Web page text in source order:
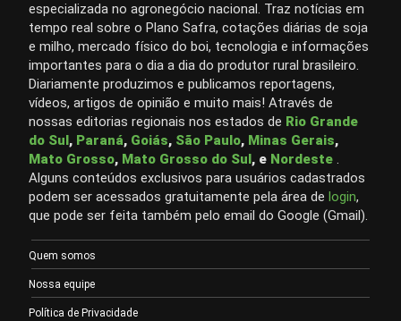
especializada no agronegócio nacional. Traz notícias em
tempo real sobre o Plano Safra, cotações diárias de soja
e milho, mercado físico do boi, tecnologia e informações
importantes para o dia a dia do produtor rural brasileiro.
Diariamente produzimos e publicamos reportagens,
vídeos, artigos de opinião e muito mais! Através de
nossas editorias regionais nos estados de Rio Grande
do Sul, Paraná, Goiás, São Paulo, Minas Gerais,
Mato Grosso, Mato Grosso do Sul, e Nordeste .
Alguns conteúdos exclusivos para usuários cadastrados
podem ser acessados gratuitamente pela área de login,
que pode ser feita também pelo email do Google (Gmail).
Quem somos
Nossa equipe
Política de Privacidade